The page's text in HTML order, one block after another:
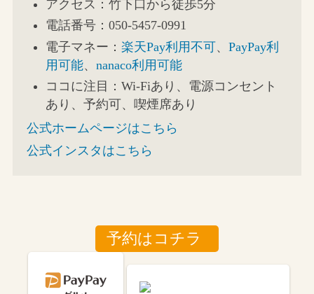
アクセス：竹下口から徒歩5分
電話番号：050-5457-0991
電子マネー： 楽天Pay利用不可、 PayPay利
用可能、 nanaco利用可能
ココに注目：Wi-Fiあり、電源コンセント
あり、予約可、喫煙席あり
公式ホームページはこちら
公式インスタはこちら
予約はコチラ